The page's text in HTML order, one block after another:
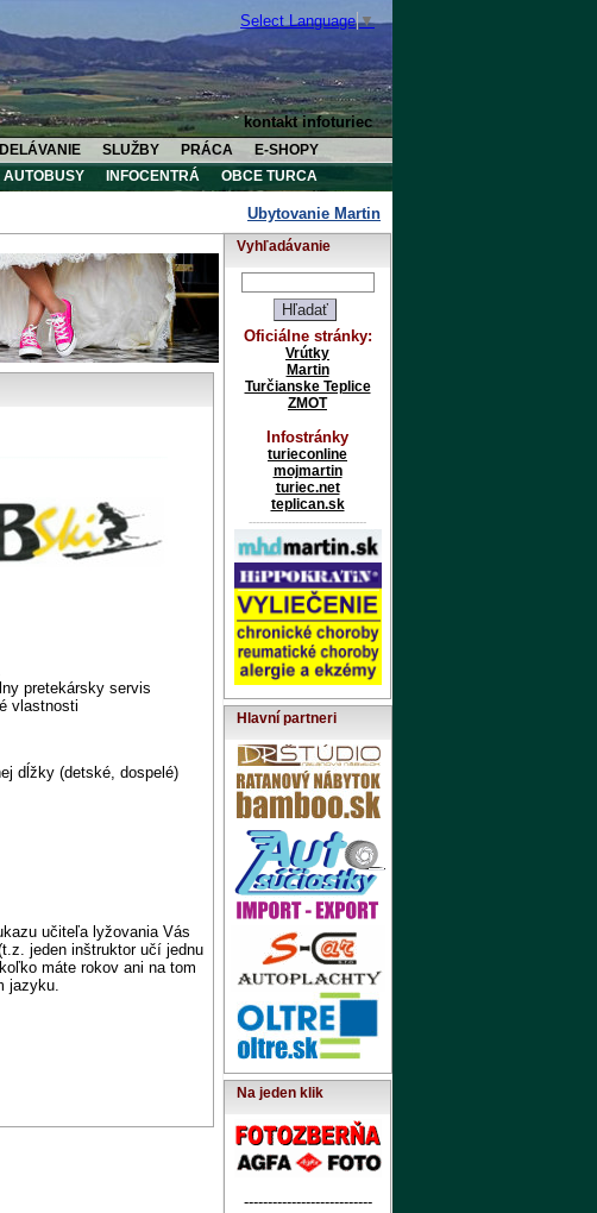
Select Language ▼
kontakt infoturiec
SLUŽBY PRÁCA
E-SHOPY
AUTOBUSY INFOCENTRÁ OBCE TURCA
Ubytovanie Martin
pretekársky servis
vlastnosti
dĺžky (detské, dospelé)
učiteľa lyžovania Vás
jeden inštruktor učí jednu
máte rokov ani na tom
jazyku.
Vyhľadávanie
Oficiálne stránky:
Vrútky
Martin
Turčianske Teplice
ZMOT
Infostránky
turieconline
mojmartin
turiec.net
teplican.sk
---------------------------------
Hlavní partneri
Na jeden klik
---------------------------